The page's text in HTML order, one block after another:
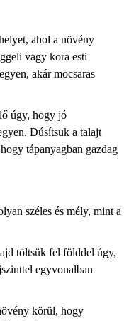
ahol a növény
vagy kora esti
akár mocsaras
úgy, hogy jó
Dúsítsuk a talajt
tápanyagban gazdag
széles és mély, mint a
töltsük fel földdel úgy,
egyvonalban
körül, hogy